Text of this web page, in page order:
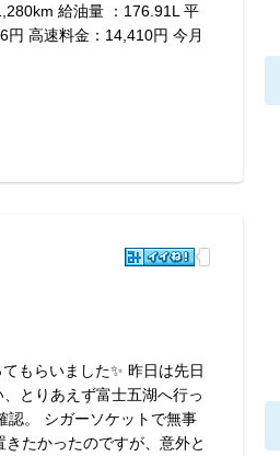
給油量 ：176.91L 平
高速料金：14,410円 今月
もらいました✨ 昨日は先日
とりあえず富士五湖へ行っ
認。 シガーソケットで無事
たかったのですが、意外と